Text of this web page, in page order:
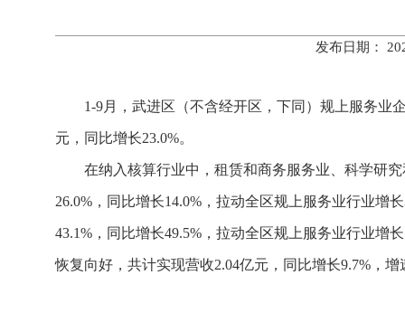
发布日期：
1-9月，武进区（不含经开区，下同）规上服务业
元，同比增长23.0%。
在纳入核算行业中，租赁和商务服务业、科学研
26.0%，同比增长14.0%，拉动全区规上服务业行业增
43.1%，同比增长49.5%，拉动全区规上服务业行业增
恢复向好，共计实现营收2.04亿元，同比增长9.7%，